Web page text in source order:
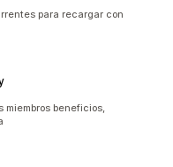
para recargar con
miembros beneficios,